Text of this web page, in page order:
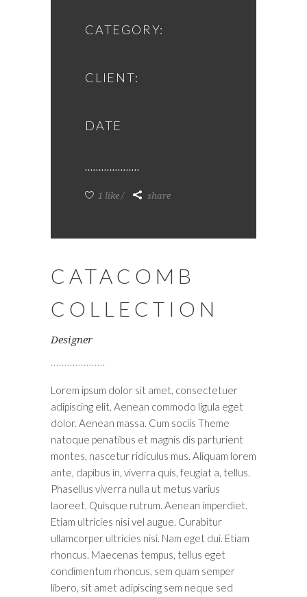
CATEGORY:
CLIENT:
DATE
1 like share
CATACOMB
COLLECTION
Designer
Lorem ipsum dolor sit amet, consectetuer
adipiscing elit. Aenean commodo ligula eget
dolor. Aenean massa. Cum sociis Theme
natoque penatibus et magnis dis parturient
montes, nascetur ridiculus mus. Aliquam lorem
ante, dapibus in, viverra quis, feugiat a, tellus.
Phasellus viverra nulla ut metus varius
laoreet. Quisque rutrum. Aenean imperdiet.
Etiam ultricies nisi vel augue. Curabitur
ullamcorper ultricies nisi. Nam eget dui. Etiam
rhoncus. Maecenas tempus, tellus eget
condimentum rhoncus, sem quam semper
libero, sit amet adipiscing sem neque sed